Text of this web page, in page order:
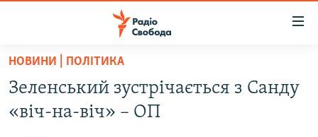
Перейти
основного
матеріалу
НОВИНИ | ПОЛІТИКА
Зеленський зустрічається з Санду
«віч-на-віч» – ОП